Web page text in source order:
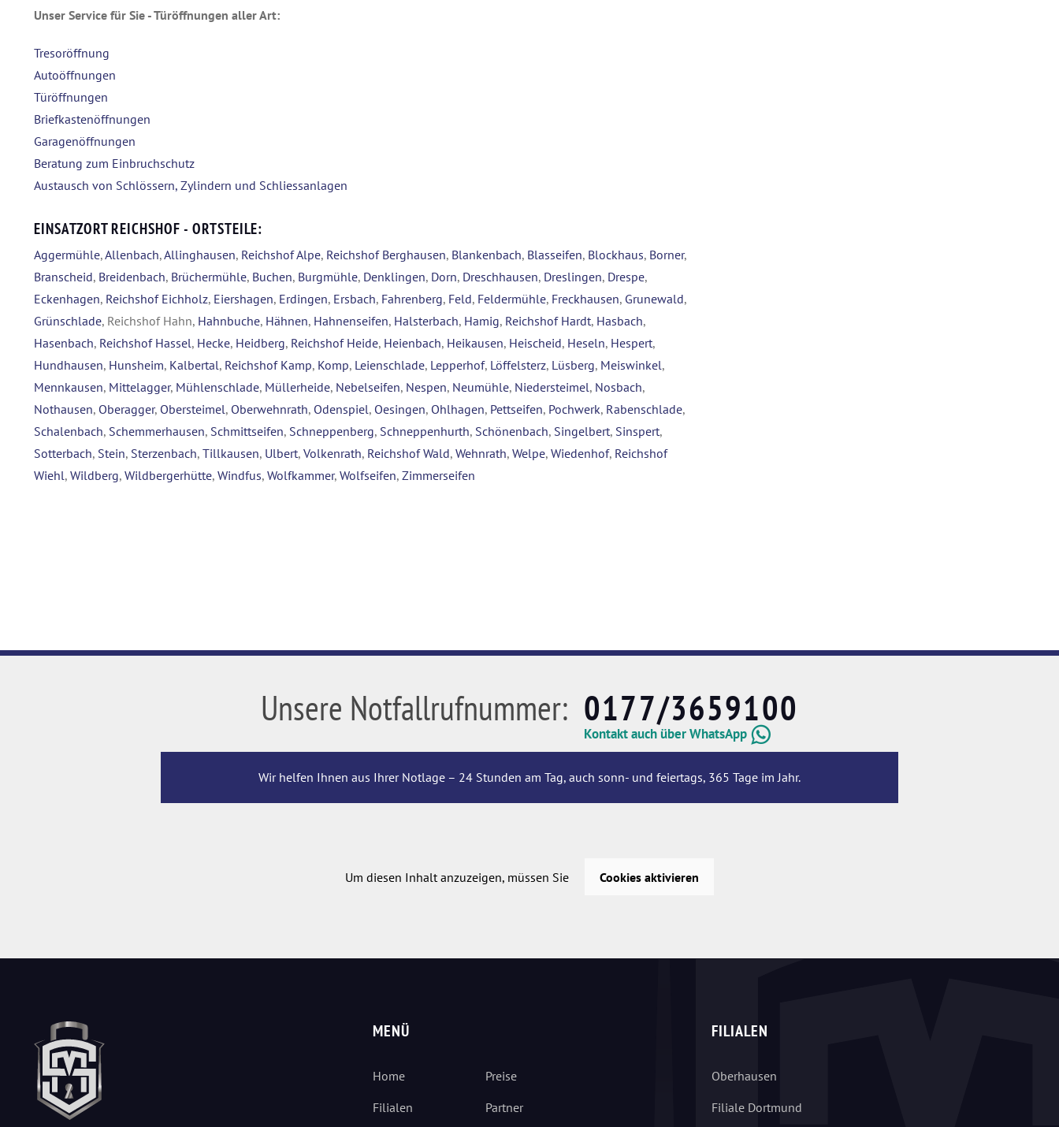
Unser Service für Sie - Türöffnungen aller Art:
Tresoröffnung
Autoöffnungen
Türöffnungen
Briefkastenöffnungen
Garagenöffnungen
Beratung zum Einbruchschutz
Austausch von Schlössern, Zylindern und Schliessanlagen
EINSATZORT REICHSHOF - ORTSTEILE:
Aggermühle,Allenbach,Allinghausen, Reichshof Alpe, Reichshof Berghausen, Blankenbach, Blasseifen, Blockhaus, Borner,
Branscheid, Breidenbach, Brüchermühle, Buchen, Burgmühle, Denklingen, Dorn, Dreschhausen, Dreslingen, Drespe,
Eckenhagen, Reichshof Eichholz, Eiershagen, Erdingen, Ersbach, Fahrenberg, Feld, Feldermühle, Freckhausen, Grunewald,
Grünschlade, Reichshof Hahn, Hahnbuche, Hähnen, Hahnenseifen, Halsterbach, Hamig, Reichshof Hardt, Hasbach,
Hasenbach, Reichshof Hassel, Hecke, Heidberg, Reichshof Heide, Heienbach, Heikausen, Heischeid, Heseln, Hespert,
Hundhausen, Hunsheim, Kalbertal, Reichshof Kamp, Komp, Leienschlade, Lepperhof, Löffelsterz, Lüsberg, Meiswinkel,
Mennkausen, Mittelagger, Mühlenschlade, Müllerheide, Nebelseifen, Nespen, Neumühle, Niedersteimel, Nosbach,
Nothausen, Oberagger, Obersteimel, Oberwehnrath, Odenspiel, Oesingen, Ohlhagen, Pettseifen, Pochwerk, Rabenschlade,
Schalenbach, Schemmerhausen, Schmittseifen, Schneppenberg, Schneppenhurth, Schönenbach, Singelbert, Sinspert,
Sotterbach, Stein, Sterzenbach, Tillkausen, Ulbert, Volkenrath, Reichshof Wald, Wehnrath, Welpe, Wiedenhof, Reichshof
Wiehl, Wildberg, Wildbergerhütte, Windfus, Wolfkammer, Wolfseifen, Zimmerseifen
Unsere Notfallrufnummer: 0177/3659100
Kontakt auch über WhatsApp
Wir helfen Ihnen aus Ihrer Notlage – 24 Stunden am Tag, auch sonn- und feiertags, 365 Tage im Jahr.
Um diesen Inhalt anzuzeigen, müssen Sie Cookies aktivieren
MENÜ
Home
Filialen
Preise
Partner
FILIALEN
Oberhausen
Filiale Dortmund